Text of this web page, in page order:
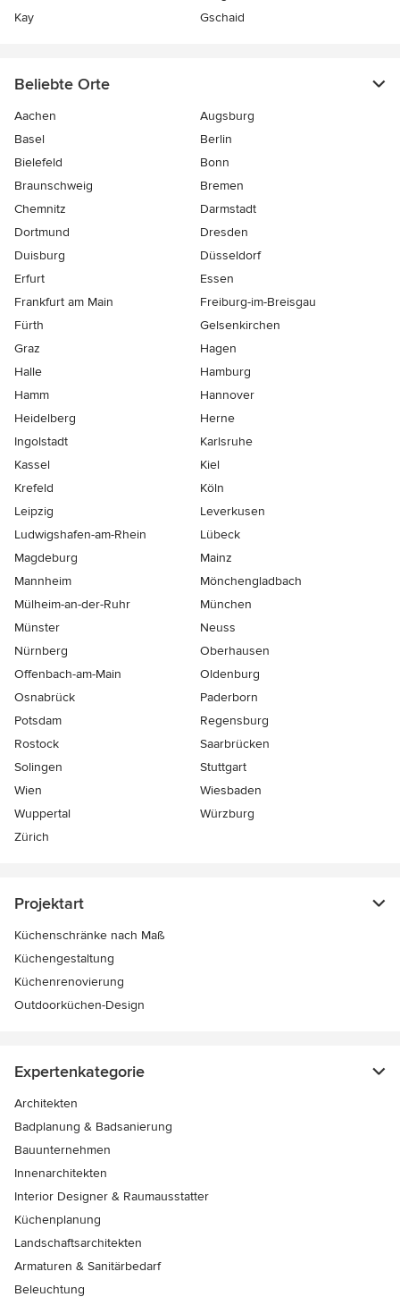
Kay
Gschaid
Beliebte Orte
Aachen
Augsburg
Basel
Berlin
Bielefeld
Bonn
Braunschweig
Bremen
Chemnitz
Darmstadt
Dortmund
Dresden
Duisburg
Düsseldorf
Erfurt
Essen
Frankfurt am Main
Freiburg-im-Breisgau
Fürth
Gelsenkirchen
Graz
Hagen
Halle
Hamburg
Hamm
Hannover
Heidelberg
Herne
Ingolstadt
Karlsruhe
Kassel
Kiel
Krefeld
Köln
Leipzig
Leverkusen
Ludwigshafen-am-Rhein
Lübeck
Magdeburg
Mainz
Mannheim
Mönchen­gladbach
Mülheim-an-der-Ruhr
München
Münster
Neuss
Nürnberg
Oberhausen
Offenbach-am-Main
Oldenburg
Osnabrück
Paderborn
Potsdam
Regensburg
Rostock
Saarbrücken
Solingen
Stuttgart
Wien
Wiesbaden
Wuppertal
Würzburg
Zürich
Projektart
Küchenschränke nach Maß
Küchengestaltung
Küchenrenovierung
Outdoorküchen-Design
Expertenkategorie
Architekten
Badplanung & Badsanierung
Bauunternehmen
Innenarchitekten
Interior Designer & Raumausstatter
Küchenplanung
Landschaftsarchitekten
Armaturen & Sanitärbedarf
Beleuchtung